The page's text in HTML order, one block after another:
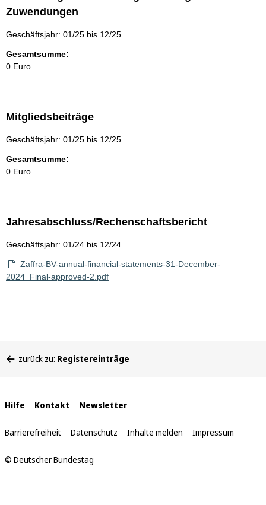
Zuwendungen
Geschäftsjahr: 01/25 bis 12/25
Gesamtsumme:
0 Euro
Mitgliedsbeiträge
Geschäftsjahr: 01/25 bis 12/25
Gesamtsumme:
0 Euro
Jahresabschluss/Rechenschaftsbericht
Geschäftsjahr: 01/24 bis 12/24
Zaffra-BV-annual-financial-statements-31-December-
2024_Final-approved-2.pdf
befinden
zurück zu: Registereinträge
Interne
Links
Hilfe Kontakt Newsletter
Barrierefreiheit Datenschutz Inhalte melden Impressum
© Deutscher Bundestag